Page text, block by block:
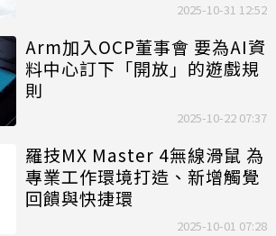
2025-10-31 12:52
Arm加入OCP董事會 要為AI資
料中心訂下「開放」的遊戲規
則
2025-10-22 07:37
羅技MX Master 4無線滑鼠 為
專業工作環境打造、新增觸覺
回饋與快捷環
2025-10-01 07:28